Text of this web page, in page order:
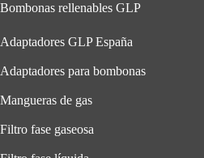
Bombonas rellenables GLP
Adaptadores GLP España
Adaptadores para bombonas
Mangueras de gas
Filtro fase gaseosa